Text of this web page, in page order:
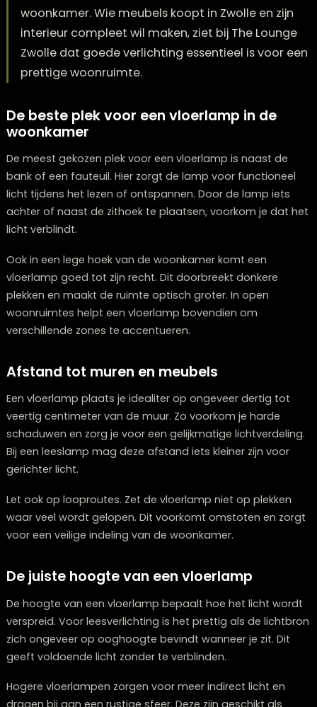
onderdeel van je interieur. Door een
de juiste plek te zetten, verbeter je niet alleen
verlichting, maar ook de uitstraling van je
woonkamer. Wie meubels koopt in Zwolle en
Zwolle dat goede verlichting essentieel is
prettige woonruimte.
De beste plek voor een vloerlamp in de
woonkamer
De meest gekozen plek voor een vloerlamp is naast
licht tijdens het lezen of ontspannen. Door de lamp
achter of naast de zithoek te plaatsen, voorkom je
licht verblindt.
vloerlamp goed tot zijn recht. Dit doorbreekt donkere
woonruimtes helpt een vloerlamp bovendien om
verschillende zones te accentueren.
Afstand tot muren en meubels
Een vloerlamp plaats je idealiter op ongeveer dertig
veertig centimeter van de muur. Zo voorkom je harde
schaduwen en zorg je voor een gelijkmatige
gerichter licht.
Let ook op looproutes. Zet de vloerlamp niet op
waar veel wordt gelopen. Dit voorkomt omstoten en
voor een veilige indeling van de woonkamer.
De juiste hoogte van een vloerlamp